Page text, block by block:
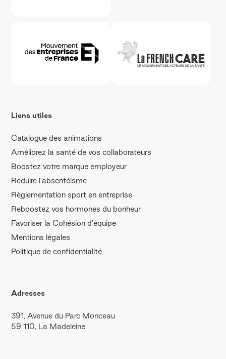
Liens utiles
Catalogue des animations
Améliorez la santé de vos collaborateurs
Boostez votre marque employeur
Réduire l'absentéisme
Règlementation sport en entreprise
Reboostez vos hormones du bonheur
Favoriser la Cohésion d'équipe
Mentions légales
Politique de confidentialité
Adresses
391, Avenue du Parc Monceau
59 110, La Madeleine